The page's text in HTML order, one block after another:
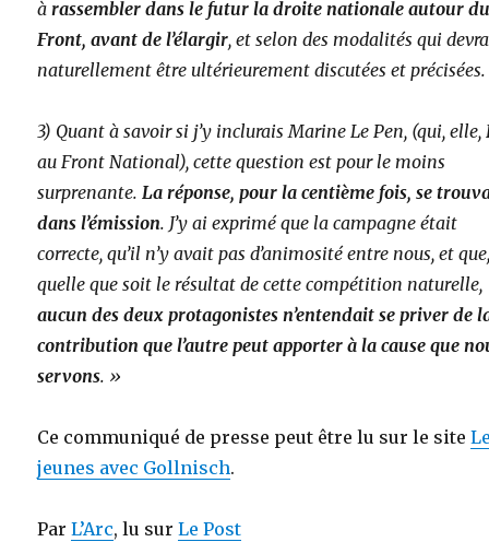
àrassembler dans le futur la droite nationale autour
Front, avant de l’élargir, et selon des modalités qui
naturellement être ultérieurement discutées et précisées.
3) Quant à savoir si j’y inclurais Marine Le Pen, (qui, elle,
au Front National), cette question est pour le moins
surprenante.La réponse, pour la centième fois, se
dans l’émission. J’y ai exprimé que la campagne était
correcte, qu’il n’y avait pas d’animosité entre nous, et
quelle que soit le résultat de cette compétition naturelle,
aucun des deux protagonistes n’entendait se priver de
contribution que l’autre peut apporter à la cause que
servons. »
Ce communiqué de presse peut être lu sur le site
jeunes avec Gollnisch.
ParL’Arc, lu surLe Post